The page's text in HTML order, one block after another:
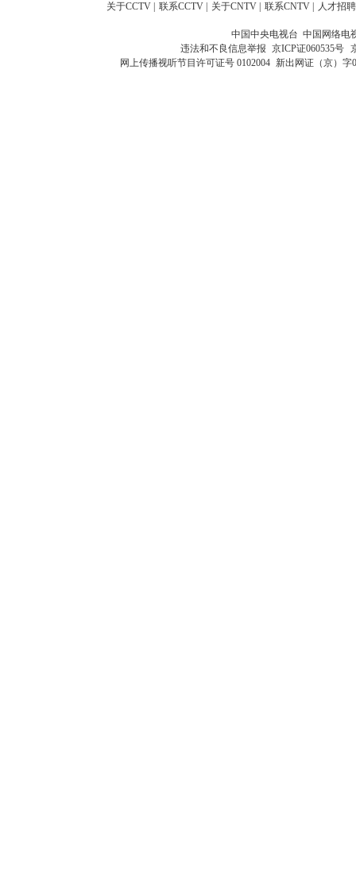
关于CCTV 联系CCTV 关于CNTV 联系CNTV 人才招聘
中国中央电视台 中国网络电
违法和不良信息举报 京ICP证060535号
网上传播视听节目许可证号 0102004 新出网证（京）